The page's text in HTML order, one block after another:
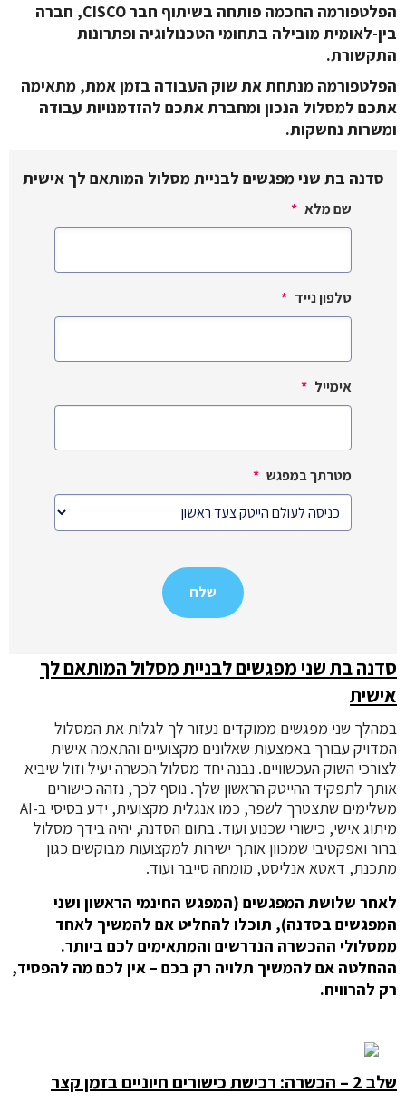
הפלטפורמה החכמה פותחה בשיתוף חבר CISCO, חברה
בין-לאומית מובילה בתחומי הטכנולוגיה ופתרונות
התקשורת.
הפלטפורמה מנתחת את שוק העבודה בזמן אמת, מתאימה
אתכם למסלול הנכון ומחברת אתכם להזדמנויות עבודה
ומשרות נחשקות.
סדנה בת שני מפגשים לבניית מסלול המותאם לך אישית
שם מלא *
טלפון נייד *
אימייל *
מטרתך במפגש *
סדנה בת שני מפגשים לבניית מסלול המותאם לך
אישית
במהלך שני מפגשים ממוקדים נעזור לך לגלות את המסלול
המדויק עבורך באמצעות שאלונים מקצועיים והתאמה אישית
לצורכי השוק העכשוויים. נבנה יחד מסלול הכשרה יעיל וזול שיביא
אותך לתפקיד ההייטק הראשון שלך. נוסף לכך, נזהה כישורים
משלימים שתצטרך לשפר, כמו אנגלית מקצועית, ידע בסיסי ב-AI
מיתוג אישי, כישורי שכנוע ועוד. בתום הסדנה, יהיה בידך מסלול
ברור ואפקטיבי שמכוון אותך ישירות למקצועות מבוקשים כגון
מתכנת, דאטא אנליסט, מומחה סייבר ועוד.
לאחר שלושת המפגשים (המפגש החינמי הראשון ושני
המפגשים בסדנה), תוכלו להחליט אם להמשיך לאחד
ממסלולי ההכשרה הנדרשים והמתאימים לכם ביותר.
ההחלטה אם להמשיך תלויה רק בכם – אין לכם מה להפסיד,
רק להרוויח.
שלב 2 – הכשרה: רכישת כישורים חיוניים בזמן קצר